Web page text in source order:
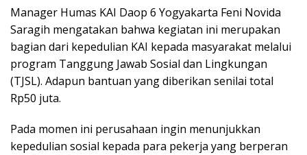
Manager Humas KAI Daop 6 Yogyakarta Feni Novida
Saragih mengatakan bahwa kegiatan ini merupakan
bagian dari kepedulian KAI kepada masyarakat melalui
program Tanggung Jawab Sosial dan Lingkungan
(TJSL). Adapun bantuan yang diberikan senilai total
Rp50 juta.
Pada momen ini perusahaan ingin menunjukkan
kepedulian sosial kepada para pekerja yang berperan